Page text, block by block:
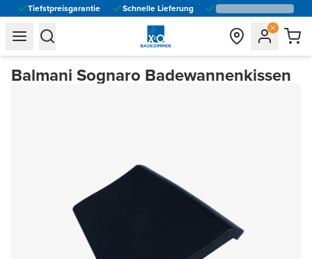
Tiefstpreisgarantie Schnelle Lieferung
general.navigation.toggle_menu.label
general.navigation.toggle_menu.label
Balmani Sognaro Badewannenkissen